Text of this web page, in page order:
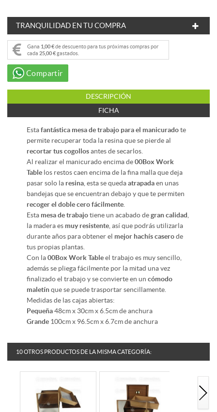
TRANQUILIDAD EN TU COMPRA
Gana 1,00 €de descuento para tus próximas compras por
cada 25,00 €gastados.
Compartir
DESCRIPCIÓN
FICHA
Estafantástica mesa de trabajo para el manicuradote
permite recuperar toda la resina que se pierde al
recortar tus cogollosantes de secarlos.
Al realizar el manicurado encima de00Box Work
Table los restos caen encima de la fina malla que deja
pasar solo la resina , esta se quedaatrapadaen unas
bandejas que se encuentran debajo y que te permiten
recoger el doble cero fácilmente
Esta mesa de trabajotiene un acabado degran calidad
la madera es muy resistente , así que podrás utilizarla
durante años para obtener el mejor hachís caserode
tus propias plantas.
Con la00Box Work Tableel trabajo es muy sencillo,
además se pliega fácilmente por la mitad una vez
finalizado el trabajo y se convierte en un cómodo
maletínque se puede trasportar sencillamente.
Medidas de las cajas abiertas:
Pequeña48cm x 30cm x 6.5cm de anchura
Grande 100cm x 96.5cm x 6.7cm de anchura
10 OTROS PRODUCTOS DE LA MISMA CATEGORÍA: